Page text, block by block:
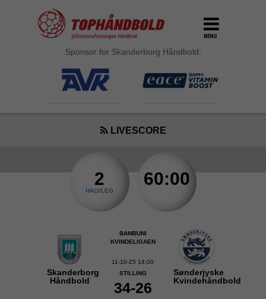
MENU
Sponsor for Skanderborg Håndbold:
LIVESCORE
2
HALVLEG
60:00
Skanderborg
Håndbold
BAMBUNI
KVINDELIGAEN
11-10-25 14:00
STILLING
34-26
Sønderjyske
Kvindehåndbold